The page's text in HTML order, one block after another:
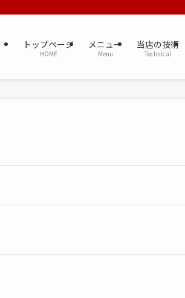
トップページ
HOME
メニュー
Menu
当店の技術
Technical